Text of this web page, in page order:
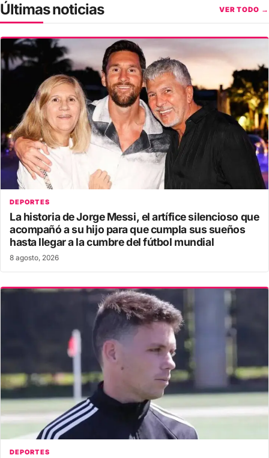
Últimas noticias VER TODO →
DEPORTES
La historia de Jorge Messi, el artífice silencioso que
acompañó a su hijo para que cumpla sus sueños
hasta llegar a la cumbre del fútbol mundial
8 agosto, 2026
DEPORTES